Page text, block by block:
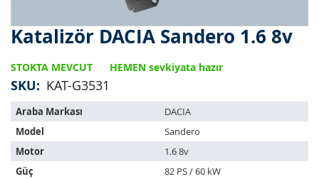
Katalizör DACIA Sandero 1.6 8v
STOKTA MEVCUT
SKU KAT-G3531
HEMEN sevkiyata hazır
Bu
ürün
aşağıdaki
araçlara
uyar:
Araba Markası
DACIA
Model
Sandero
Motor
1.6 8v
Güç
82 PS / 60 kW
Resim
galerisinin
başlangıcına
git